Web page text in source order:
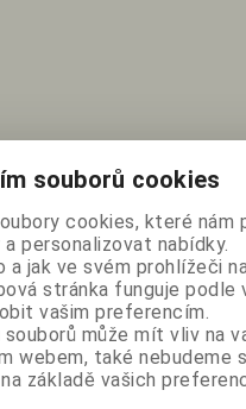
souborů cookies
cookies, které nám
personalizovat nabídky.
jak ve svém prohlížeči
stránka funguje podle
vašim preferencím.
může mít vliv na
webem, také nebudeme
základě vašich